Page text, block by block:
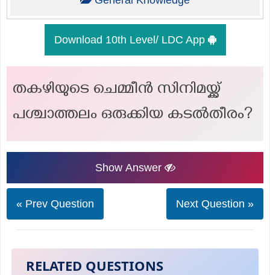
Download 10th Level/ LDC App
തകഴിയുടെ ചെമ്മീൻ സിനിമയ്ക്ക്
പശ്ചാത്തലം ഒരുക്കിയ കടൽതീരം?
Show Answer
« Prev Question Next Question »
RELATED QUESTIONS